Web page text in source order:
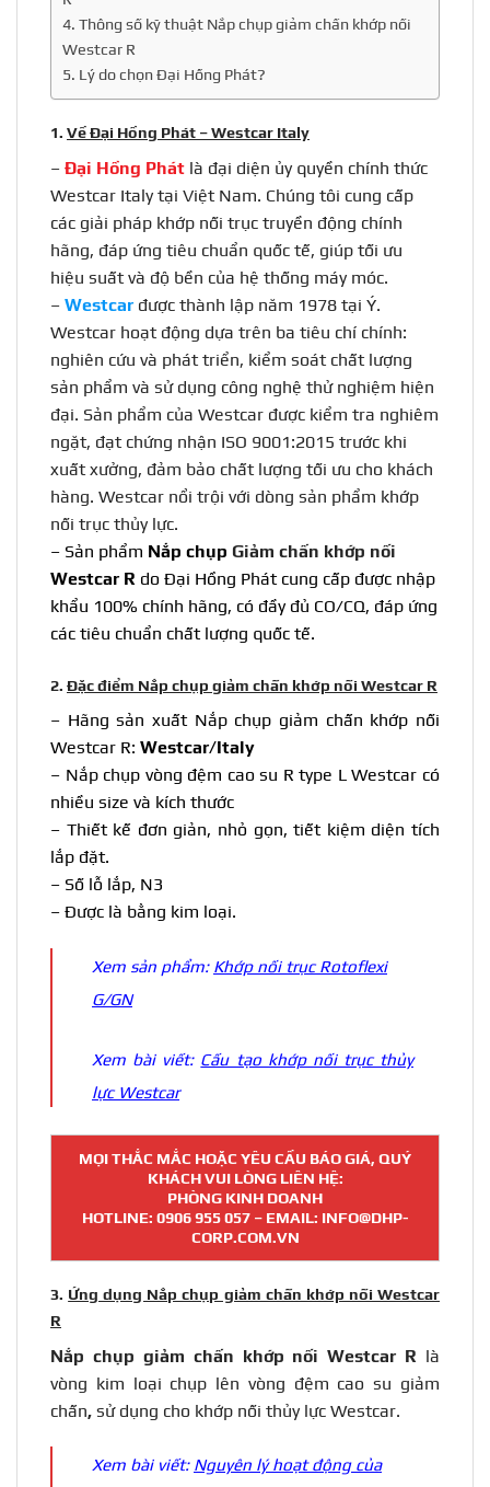
4. Thông số kỹ thuật Nắp chụp giảm chấn khớp nối
Westcar R
5. Lý do chọn Đại Hồng Phát?
1. Về Đại Hồng Phát – Westcar Italy
– Đại Hồng Phát là đại diện ủy quyền chính thức
Westcar Italy tại Việt Nam. Chúng tôi cung cấp
các giải pháp khớp nối trục truyền động chính
hãng, đáp ứng tiêu chuẩn quốc tế, giúp tối ưu
hiệu suất và độ bền của hệ thống máy móc.
– Westcar được thành lập năm 1978 tại Ý.
Westcar hoạt động dựa trên ba tiêu chí chính:
nghiên cứu và phát triển, kiểm soát chất lượng
sản phẩm và sử dụng công nghệ thử nghiệm hiện
đại. Sản phẩm của Westcar được kiểm tra nghiêm
ngặt, đạt chứng nhận ISO 9001:2015 trước khi
xuất xưởng, đảm bảo chất lượng tối ưu cho khách
hàng. Westcar nổi trội với dòng sản phẩm khớp
nối trục thủy lực.
– Sản phẩm Nắp chụp Giảm chấn khớp nối
Westcar R do Đại Hồng Phát cung cấp được nhập
khẩu 100% chính hãng, có đầy đủ CO/CQ, đáp ứng
các tiêu chuẩn chất lượng quốc tế.
2. Đặc điểm Nắp chụp giảm chấn khớp nối Westcar R
– Hãng sản xuất Nắp chụp giảm chấn khớp nối
Westcar R: Westcar/Italy
– Nắp chụp vòng đệm cao su R type L Westcar có
nhiều size và kích thước
– Thiết kế đơn giản, nhỏ gọn, tiết kiệm diện tích
lắp đặt.
– Số lỗ lắp, N3
– Được là bằng kim loại.
Xem sản phẩm: Khớp nối trục Rotoflexi
G/GN
Xem bài viết: Cấu tạo khớp nối trục thủy
lực Westcar
MỌI THẮC MẮC HOẶC YÊU CẦU BÁO GIÁ, QUÝ
KHÁCH VUI LÒNG LIÊN HỆ:
PHÒNG KINH DOANH
HOTLINE: 0906 955 057– EMAIL: INFO@DHP-
CORP.COM.VN
3. Ứng dụng Nắp chụp giảm chấn khớp nối Westcar
R
Nắp chụp giảm chấn khớp nối Westcar R là
vòng kim loại chụp lên vòng đệm cao su giảm
chấn, sử dụng cho khớp nối thủy lực Westcar.
Xem bài viết: Nguyên lý hoạt động của